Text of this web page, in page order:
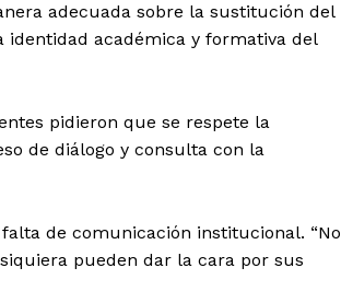
Yucatán
Sociedad y Negocios
Deportes
Política
adecuada sobre la sustitución del
académica y formativa del
pidieron que se respete la
de diálogo y consulta con la
de comunicación institucional. “No
pueden dar la cara por sus